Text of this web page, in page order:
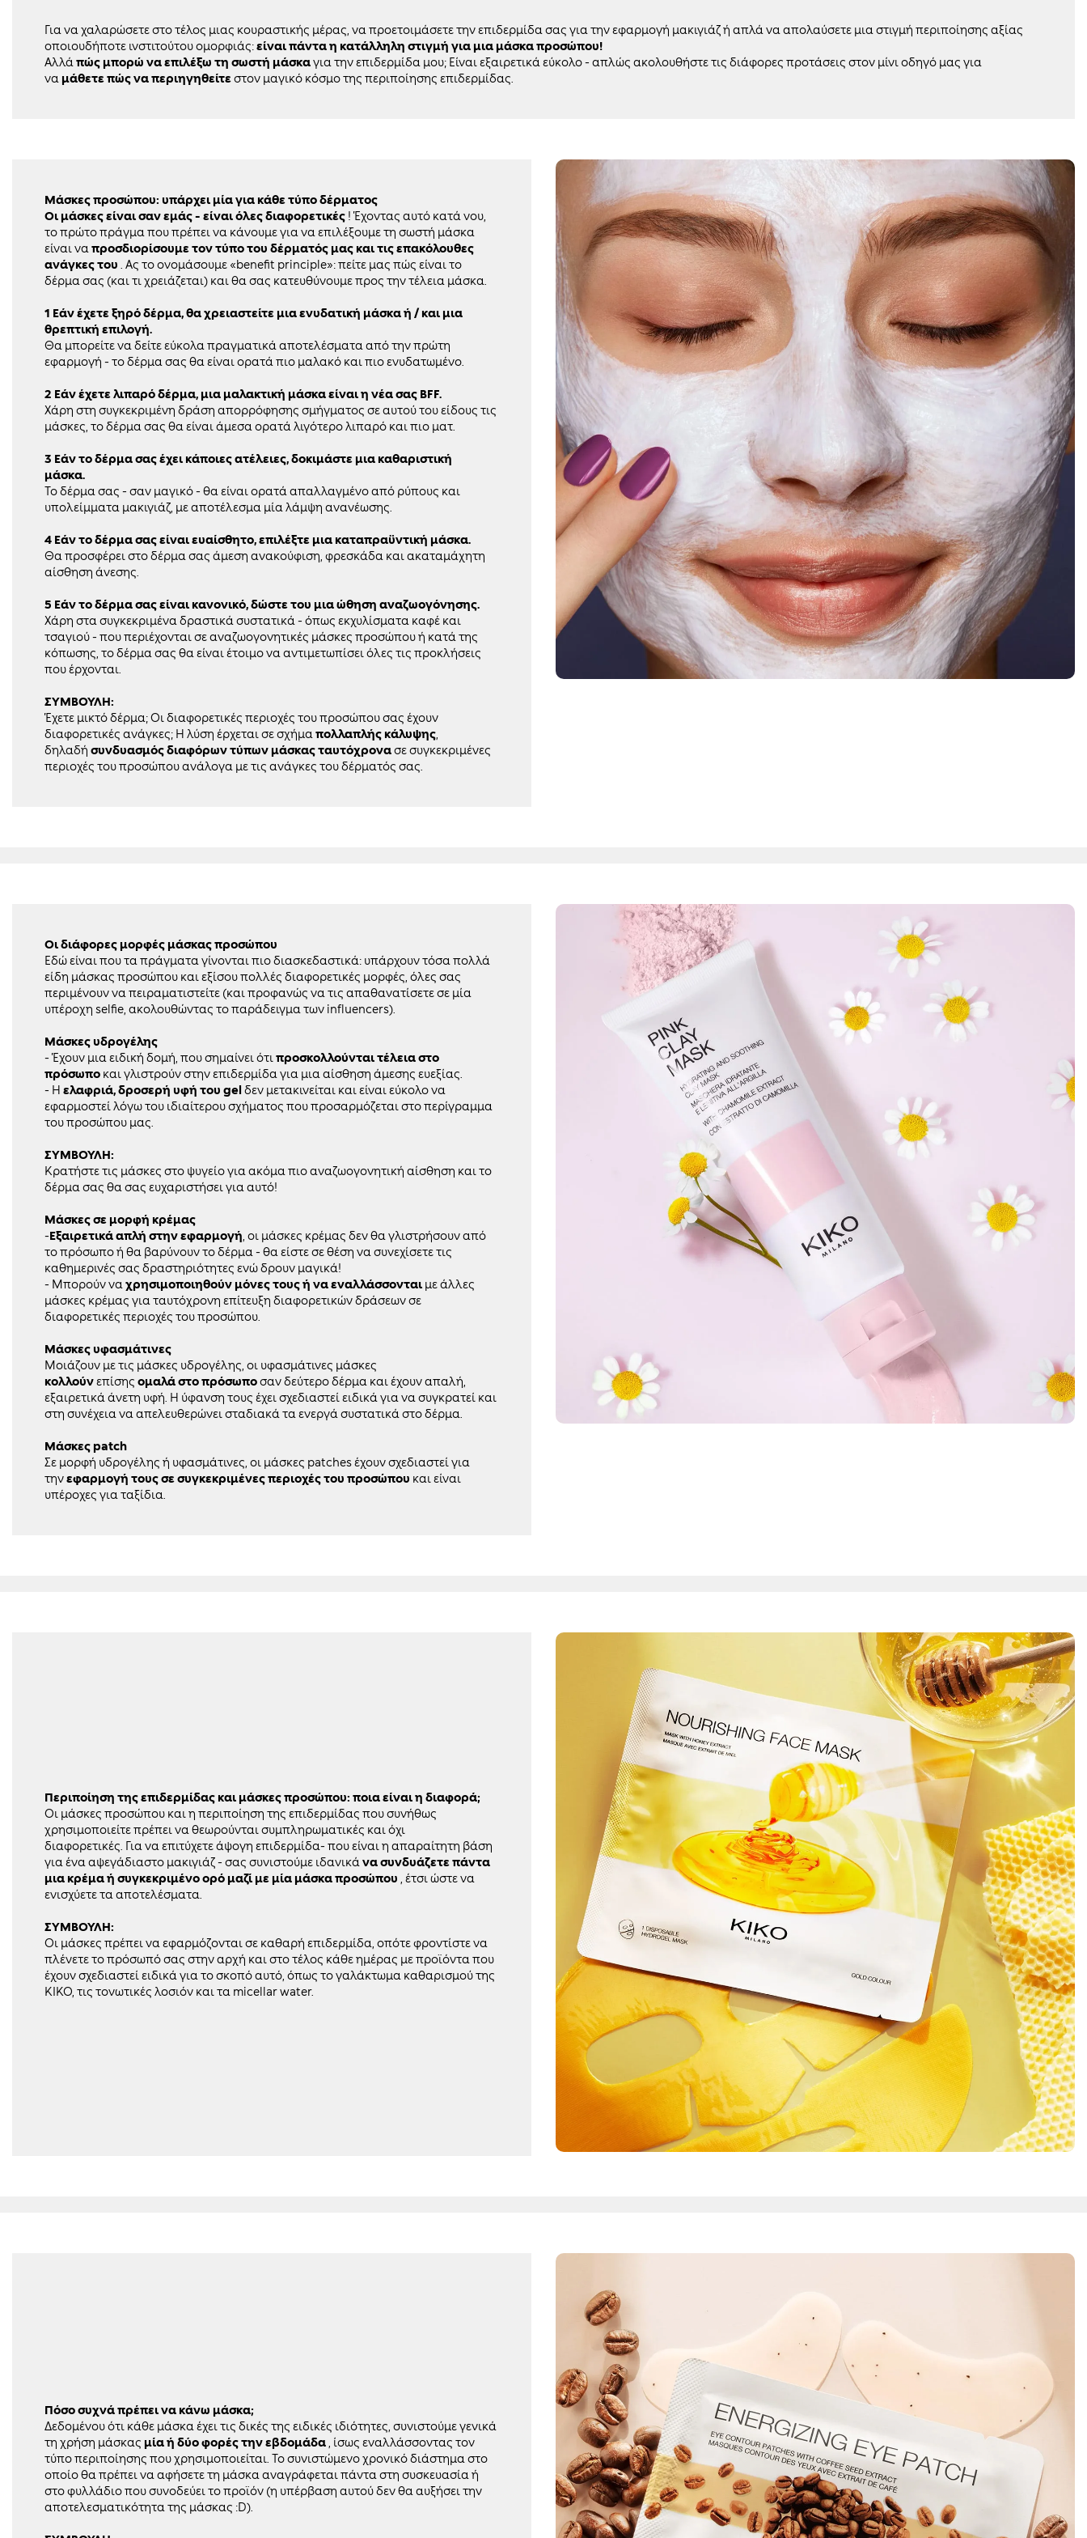
Για να χαλαρώσετε στο τέλος μιας κουραστικής μέρας, να προετοιμάσετε την επιδερμίδα σας για την εφαρμογή μακιγιάζ ή απλά να απολαύσετε μια στιγμή περιποίησης αξίας
οποιουδήποτε ινστιτούτου ομορφιάς:είναι πάντα η κατάλληλη στιγμή για μια μάσκα προσώπου!
Αλλά πώς μπορώ να επιλέξω τη σωστή μάσκαγια την επιδερμίδα μου; Είναι εξαιρετικά εύκολο - απλώς ακολουθήστε τις διάφορες προτάσεις στον μίνι οδηγό μας για
να μάθετε πώς να περιηγηθείτεστον μαγικό κόσμο της περιποίησης επιδερμίδας.
Μάσκες προσώπου: υπάρχει μία για κάθε τύπο δέρματος
Οι μάσκες είναι σαν εμάς - είναι όλες διαφορετικές ! Έχοντας αυτό κατά νου,
το πρώτο πράγμα που πρέπει να κάνουμε για να επιλέξουμε τη σωστή μάσκα
είναι να προσδιορίσουμε τον τύπο του δέρματός μας και τις επακόλουθες
ανάγκες του . Ας το ονομάσουμε «benefit principle»: πείτε μας πώς είναι το
δέρμα σας (και τι χρειάζεται) και θα σας κατευθύνουμε προς την τέλεια μάσκα.
1 Εάν έχετε ξηρό δέρμα, θα χρειαστείτε μια ενυδατική μάσκα ή / και μια
θρεπτική επιλογή.
Θα μπορείτε να δείτε εύκολα πραγματικά αποτελέσματα από την πρώτη
εφαρμογή - το δέρμα σας θα είναι ορατά πιο μαλακό και πιο ενυδατωμένο.
2 Εάν έχετε λιπαρό δέρμα, μια μαλακτική μάσκα είναι η νέα σας BFF.
Χάρη στη συγκεκριμένη δράση απορρόφησης σμήγματος σε αυτού του είδους τις
μάσκες, το δέρμα σας θα είναι άμεσα ορατά λιγότερο λιπαρό και πιο ματ.
3 Εάν το δέρμα σας έχει κάποιες ατέλειες, δοκιμάστε μια καθαριστική
μάσκα.
Το δέρμα σας - σαν μαγικό - θα είναι ορατά απαλλαγμένο από ρύπους και
υπολείμματα μακιγιάζ, με αποτέλεσμα μία λάμψη ανανέωσης.
4 Εάν το δέρμα σας είναι ευαίσθητο, επιλέξτε μια καταπραϋντική μάσκα.
Θα προσφέρει στο δέρμα σας άμεση ανακούφιση, φρεσκάδα και ακαταμάχητη
αίσθηση άνεσης.
5 Εάν το δέρμα σας είναι κανονικό, δώστε του μια ώθηση αναζωογόνησης.
Χάρη στα συγκεκριμένα δραστικά συστατικά - όπως εκχυλίσματα καφέ και
τσαγιού - που περιέχονται σε αναζωογονητικές μάσκες προσώπου ή κατά της
κόπωσης, το δέρμα σας θα είναι έτοιμο να αντιμετωπίσει όλες τις προκλήσεις
που έρχονται.
ΣΥΜΒΟΥΛΗ:
Έχετε μικτό δέρμα; Οι διαφορετικές περιοχές του προσώπου σας έχουν
διαφορετικές ανάγκες; Η λύση έρχεται σε σχήμα πολλαπλής κάλυψης
δηλαδή συνδυασμός διαφόρων τύπων μάσκας ταυτόχρονασε συγκεκριμένες
περιοχές του προσώπου ανάλογα με τις ανάγκες του δέρματός σας.
Οι διάφορες μορφές μάσκας προσώπου
Εδώ είναι που τα πράγματα γίνονται πιο διασκεδαστικά: υπάρχουν τόσα πολλά
είδη μάσκας προσώπου και εξίσου πολλές διαφορετικές μορφές, όλες σας
περιμένουν να πειραματιστείτε (και προφανώς να τις απαθανατίσετε σε μία
υπέροχη selfie, ακολουθώντας το παράδειγμα των influencers).
Μάσκες υδρογέλης
- Έχουν μια ειδική δομή, που σημαίνει ότιπροσκολλούνται τέλεια στο
πρόσωπο και γλιστρούν στην επιδερμίδα για μια αίσθηση άμεσης ευεξίας.
- Η ελαφριά, δροσερή υφή του gelδεν μετακινείται και είναι εύκολο να
εφαρμοστεί λόγω του ιδιαίτερου σχήματος που προσαρμόζεται στο περίγραμμα
του προσώπου μας.
ΣΥΜΒΟΥΛΗ:
Κρατήστε τις μάσκες στο ψυγείο για ακόμα πιο αναζωογονητική αίσθηση και το
δέρμα σας θα σας ευχαριστήσει για αυτό!
Μάσκες σε μορφή κρέμας
-Εξαιρετικά απλή στην εφαρμογή , οι μάσκες κρέμας δεν θα γλιστρήσουν από
το πρόσωπο ή θα βαρύνουν το δέρμα - θα είστε σε θέση να συνεχίσετε τις
καθημερινές σας δραστηριότητες ενώ δρουν μαγικά!
- Μπορούν να χρησιμοποιηθούν μόνες τους ή να εναλλάσσονται με άλλες
μάσκες κρέμας για ταυτόχρονη επίτευξη διαφορετικών δράσεων σε
διαφορετικές περιοχές του προσώπου.
Μάσκες υφασμάτινες
Μοιάζουν με τις μάσκες υδρογέλης, οι υφασμάτινες μάσκες
κολλούνεπίσης ομαλά στο πρόσωποσαν δεύτερο δέρμα και έχουν απαλή,
εξαιρετικά άνετη υφή. Η ύφανση τους έχει σχεδιαστεί ειδικά για να συγκρατεί και
στη συνέχεια να απελευθερώνει σταδιακά τα ενεργά συστατικά στο δέρμα.
Μάσκες patch
Σε μορφή υδρογέλης ή υφασμάτινες, οι μάσκες patches έχουν σχεδιαστεί για
τηνεφαρμογή τους σε συγκεκριμένες περιοχές του προσώπου και είναι
υπέροχες για ταξίδια.
Περιποίηση της επιδερμίδας και μάσκες προσώπου: ποια είναι η διαφορά;
Οι μάσκες προσώπου και η περιποίηση της επιδερμίδας που συνήθως
χρησιμοποιείτε πρέπει να θεωρούνται συμπληρωματικές και όχι
διαφορετικές. Για να επιτύχετε άψογη επιδερμίδα- που είναι η απαραίτητη βάση
για ένα αψεγάδιαστο μακιγιάζ - σας συνιστούμε ιδανικά να συνδυάζετε πάντα
μια κρέμα ή συγκεκριμένο ορό μαζί με μία μάσκα προσώπου , έτσι ώστε να
ενισχύετε τα αποτελέσματα.
ΣΥΜΒΟΥΛΗ:
Οι μάσκες πρέπει να εφαρμόζονται σε καθαρή επιδερμίδα, οπότε φροντίστε να
πλένετε το πρόσωπό σας στην αρχή και στο τέλος κάθε ημέρας με προϊόντα που
έχουν σχεδιαστεί ειδικά για το σκοπό αυτό, όπως το γαλάκτωμα καθαρισμού της
KIKO, τις τονωτικές λοσιόν και τα micellarwater.
Πόσο συχνά πρέπει να κάνω μάσκα;
Δεδομένου ότι κάθε μάσκα έχει τις δικές της ειδικές ιδιότητες, συνιστούμε γενικά
τη χρήση μάσκας μία ή δύο φορές την εβδομάδα , ίσως εναλλάσσοντας τον
τύπο περιποίησης που χρησιμοποιείται. Το συνιστώμενο χρονικό διάστημα στο
οποίο θα πρέπει να αφήσετε τη μάσκα αναγράφεται πάντα στη συσκευασία ή
στο φυλλάδιο που συνοδεύει το προϊόν (η υπέρβαση αυτού δεν θα αυξήσει την
αποτελεσματικότητα της μάσκας :D).